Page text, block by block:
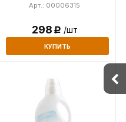
Арт.: 00006315
298Р /шт
КУПИТЬ